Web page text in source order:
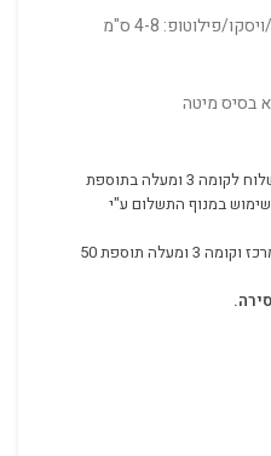
ניתן להוסיף שכבת פינוק לטקס/ויסקו/פילוטופ: 4-8 ס"מ
בסיס מיטה
350 ₪ משלוח לקומה 3 ומעלה בתוספת
שימוש במנוף התשלום ע"י
350 ₪ במרכז וקומה 3 ומעלה תוספת 50